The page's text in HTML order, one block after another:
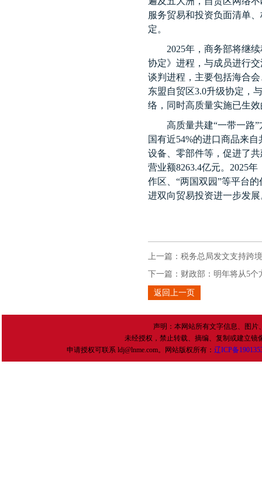
服务贸易和投资负面清单
定。
2025年，商务部将继
协定》进程，与成员进行
谈判进程，主要包括海合
东盟自贸区3.0升级协定，
络，同时高质量实施已生
高质量共建“一带一路”
国有近54%的进口商品来自
设备、零部件等，促进了
营业额8263.4亿元。 2025年
作区、“两国双园”等平台
进双向贸易投资进一步发展
上一篇： 税务总局发文支持跨
下一篇： 财政部：明年将从5
返回上一页
声明：本网站所有文字信息、图
未经授权，禁止转载、摘编、复制或建立
申请授权可联系 ldj@lnme.com。网站版权所有： 辽ICP备